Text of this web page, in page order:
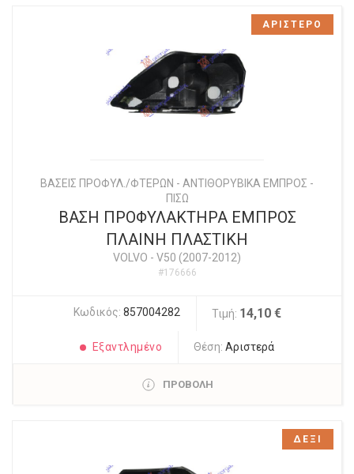
ΒΑΣΕΙΣ ΠΡΟΦΥΛ./ΦΤΕΡΩΝ - ΑΝΤΙΘΟΡΥΒΙΚΑ ΕΜΠΡΟΣ -
ΠΙΣΩ
ΒΑΣΗ ΠΡΟΦΥΛΑΚΤΗΡΑ ΕΜΠΡΟΣ
ΠΛΑΙΝΗ ΠΛΑΣΤΙΚΗ
VOLVO - V50 (2007-2012)
#176666
Κωδικός: 857004282 Τιμή: 14,10 €
Εξαντλημένο Θέση:Αριστερά
ΠΡΟΒΟΛΗ
ΑΡΙΣΤΕΡΟ
ΔΕΞΙ